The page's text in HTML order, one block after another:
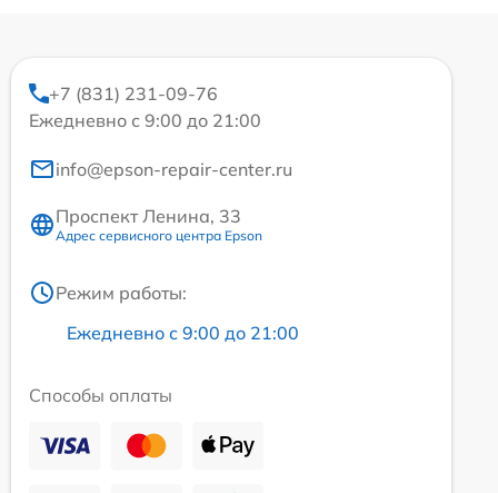
+7 (831) 231-09-76
Ежедневно с 9:00 до 21:00
info@epson-repair-center.ru
Проспект Ленина, 33
Адрес сервисного центра Epson
Режим работы:
Ежедневно с 9:00 до 21:00
Способы оплаты